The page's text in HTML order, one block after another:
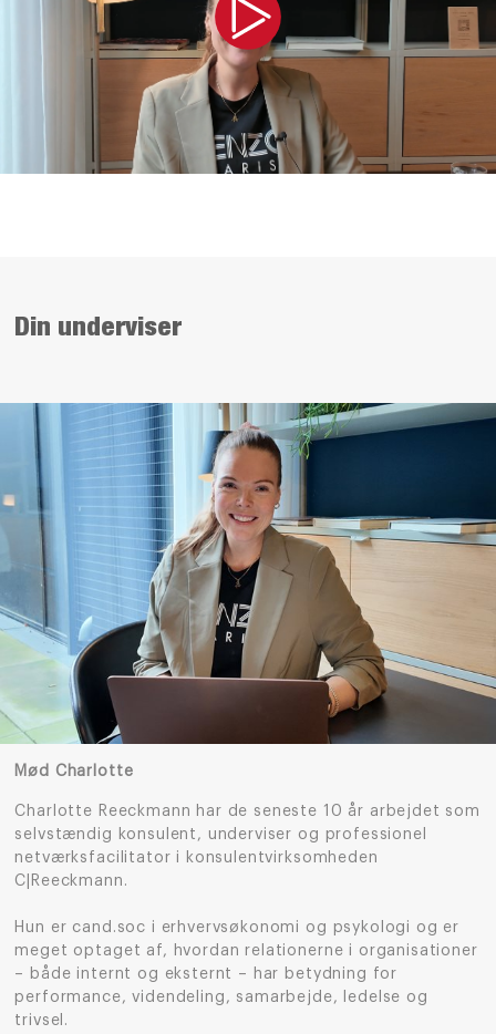
Din underviser
Mød Charlotte
Charlotte Reeckmann har de seneste 10 år arbejdet som
selvstændig konsulent, underviser og professionel
netværksfacilitator i konsulentvirksomheden
C|Reeckmann.
Hun er cand.soc i erhvervsøkonomi og psykologi og er
meget optaget af, hvordan relationerne i organisationer
– både internt og eksternt – har betydning for
performance, videndeling, samarbejde, ledelse og
trivsel.